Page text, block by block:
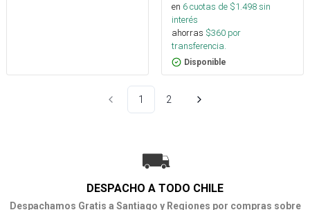
en 6cuotas de $1.498sin
interés
ahorras $360 por
transferencia.
Disponible
1 2
DESPACHO A TODO CHILE
Despachamos Gratis a Santiago y Regiones por compras sobre